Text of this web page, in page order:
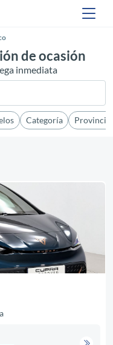
de ocasión
inmediata
Categoría Provincia